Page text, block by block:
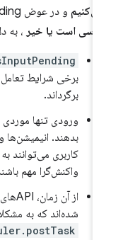
و در عوض yielding را
است یا خیر ، به
isInputPending()
برخی شرایط تعامل
برگرداند.
ورودی تنها موردی
بدهند. انیمیشن‌ها و
کاربری می‌توانند به
واکنش‌گرا مهم باشند.
شده‌اند که به مشکلات yielding می‌پردازند، مانند